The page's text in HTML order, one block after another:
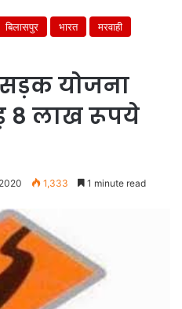
बिलासपुर भारत
मरवाही
सड़क योजना
8 लाख रूपये
1,333 1 minute read